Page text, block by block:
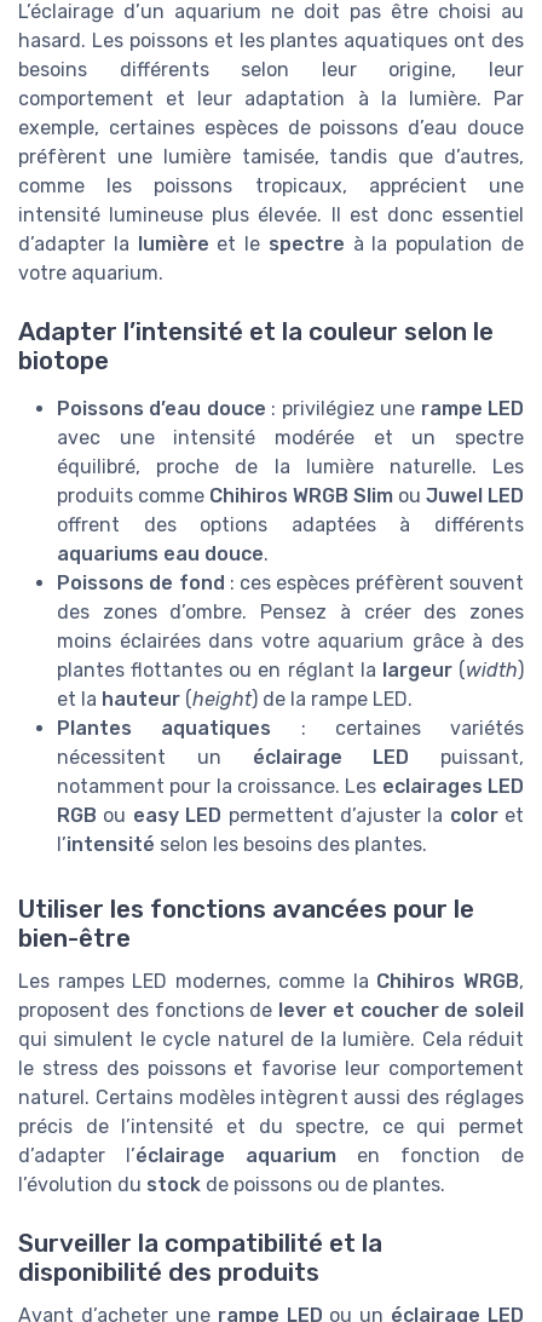
L’éclairage d’un aquarium ne doit pas être choisi au
hasard. Les poissons et les plantes aquatiques ont des
besoins différents selon leur origine, leur
comportement et leur adaptation à la lumière. Par
exemple, certaines espèces de poissons d’eau douce
préfèrent une lumière tamisée, tandis que d’autres,
comme les poissons tropicaux, apprécient une
intensité lumineuse plus élevée. Il est donc essentiel
d’adapter la lumière et le spectre à la population de
votre aquarium.
Adapter l’intensité et la couleur selon le
biotope
Poissons d’eau douce : privilégiez une rampe LED
avec une intensité modérée et un spectre
équilibré, proche de la lumière naturelle. Les
produits comme Chihiros WRGB Slim ou Juwel LED
offrent des options adaptées à différents
aquariums eau douce.
Poissons de fond : ces espèces préfèrent souvent
des zones d’ombre. Pensez à créer des zones
moins éclairées dans votre aquarium grâce à des
plantes flottantes ou en réglant la largeur(width)
et la hauteur (height) de la rampe LED.
Plantes aquatiques : certaines variétés
nécessitent un éclairage LED puissant,
notamment pour la croissance. Les eclairages LED
RGB ou easy LED permettent d’ajuster la coloret
l’intensité selon les besoins des plantes.
Utiliser les fonctions avancées pour le
bien-être
Les rampes LED modernes, comme la Chihiros WRGB,
proposent des fonctions de lever et coucher de soleil
qui simulent le cycle naturel de la lumière. Cela réduit
le stress des poissons et favorise leur comportement
naturel. Certains modèles intègrent aussi des réglages
précis de l’intensité et du spectre, ce qui permet
d’adapter l’éclairage aquarium en fonction de
l’évolution du stock de poissons ou de plantes.
Surveiller la compatibilité et la
disponibilité des produits
Avant d’acheter une rampe LED ou un éclairage LED